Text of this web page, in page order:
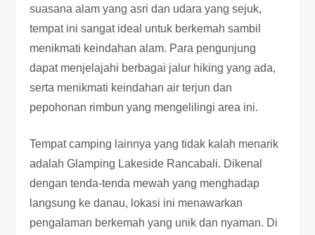
suasana alam yang asri dan udara yang sejuk,
tempat ini sangat ideal untuk berkemah sambil
menikmati keindahan alam. Para pengunjung
dapat menjelajahi berbagai jalur hiking yang ada,
serta menikmati keindahan air terjun dan
pepohonan rimbun yang mengelilingi area ini.
Tempat camping lainnya yang tidak kalah menarik
adalah Glamping Lakeside Rancabali. Dikenal
dengan tenda-tenda mewah yang menghadap
langsung ke danau, lokasi ini menawarkan
pengalaman berkemah yang unik dan nyaman. Di